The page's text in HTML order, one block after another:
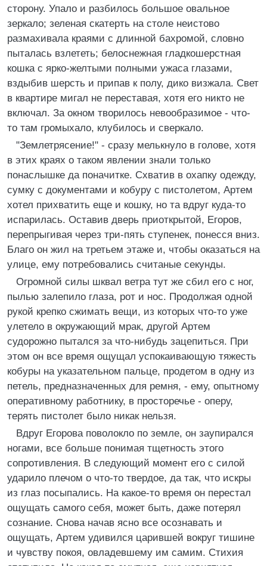
сторону. Упало и разбилось большое овальное
зеркало; зеленая скатерть на столе неистово
размахивала краями с длинной бахромой, словно
пыталась взлететь; белоснежная гладкошерстная
кошка с ярко-желтыми полными ужаса глазами,
вздыбив шерсть и припав к полу, дико визжала. Свет
в квартире мигал не переставая, хотя его никто не
включал. За окном творилось невообразимое - что-
то там громыхало, клубилось и сверкало.
"Землетрясение!" - сразу мелькнуло в голове, хотя
в этих краях о таком явлении знали только
понаслышке да поначитке. Схватив в охапку одежду,
сумку с документами и кобуру с пистолетом, Артем
хотел прихватить еще и кошку, но та вдруг куда-то
испарилась. Оставив дверь приоткрытой, Егоров,
перепрыгивая через три-пять ступенек, понесся вниз.
Благо он жил на третьем этаже и, чтобы оказаться на
улице, ему потребовались считаные секунды.
Огромной силы шквал ветра тут же сбил его с ног,
пылью залепило глаза, рот и нос. Продолжая одной
рукой крепко сжимать вещи, из которых что-то уже
улетело в окружающий мрак, другой Артем
судорожно пытался за что-нибудь зацепиться. При
этом он все время ощущал успокаивающую тяжесть
кобуры на указательном пальце, продетом в одну из
петель, предназначенных для ремня, - ему, опытному
оперативному работнику, в просторечье - оперу,
терять пистолет было никак нельзя.
Вдруг Егорова поволокло по земле, он заупирался
ногами, все больше понимая тщетность этого
сопротивления. В следующий момент его с силой
ударило плечом о что-то твердое, да так, что искры
из глаз посыпались. На какое-то время он перестал
ощущать самого себя, может быть, даже потерял
сознание. Снова начав ясно все осознавать и
ощущать, Артем удивился царившей вокруг тишине
и чувству покоя, овладевшему им самим. Стихия